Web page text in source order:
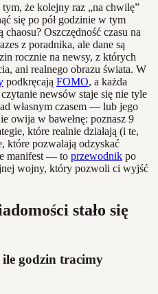
tym, że kolejny raz „na chwilę”
się po pół godzinie w tym
chaosu? Oszczędność czasu na
z poradnika, ale dane są
rocznie na newsy, z których
ani realnego obrazu świata. W
podkręcają FOMO, a każda
newsów staje się nie tyle
własnym czasem — lub jego
owija w bawełnę: poznasz 9
które realnie działają (i te,
które pozwalają odzyskać
manifest — to przewodnik po
wojny, który pozwoli ci wyjść
stało się
godzin tracimy